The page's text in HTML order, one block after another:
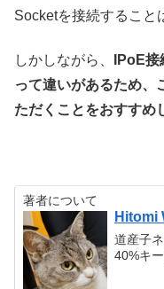
Socketを接続すること
しかしながら、
IPoE
って違いがあるため、
ただくことをおすすめ
著者について
Hitomi
道産子
40%キ